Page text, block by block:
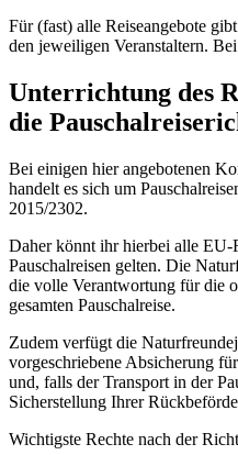
Für (fast) alle Reiseangebote
den jeweiligen Veranstaltern.
Unterrichtung des
die
Bei einigen hier angebotenen
handelt es sich um
2015/2302.
Daher könnt ihr hierbei alle EU-
Pauschalreisen gelten. Die
die volle Verantwortung für die
gesamten Pauschalreise.
Zudem verfügt die
vorgeschriebene Absicherung
und, falls der Transport in der
Sicherstellung Ihrer
Wichtigste Rechte nach der